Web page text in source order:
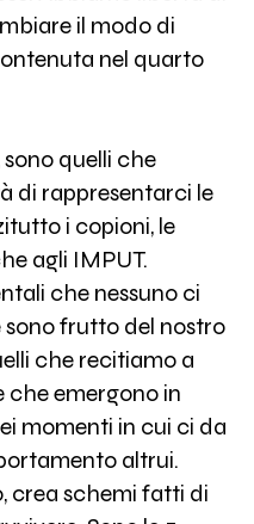
il modo di
nel quarto
quelli che
di rappresentarci le
i copioni, le
agli IMPUT.
che nessuno ci
sono frutto del nostro
che recitiamo a
che emergono in
momenti in cui ci da
altrui.
crea schemi fatti di